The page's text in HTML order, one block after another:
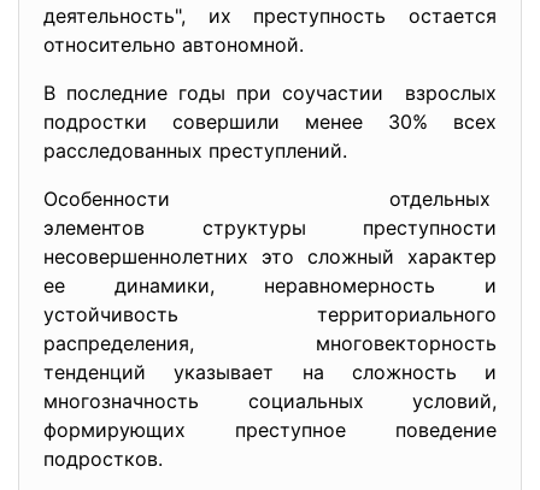
деятельность", их преступность остается
относительно автономной.
В последние годы при соучастии взрослых
подростки совершили менее 30% всех
расследованных преступлений.
Особенности отдельных
элементов структуры преступности
несовершеннолетних это сложный характер
ее динамики, неравномерность и
устойчивость территориального
распределения, многовекторность
тенденций указывает на сложность и
многозначность социальных условий,
формирующих преступное поведение
подростков.